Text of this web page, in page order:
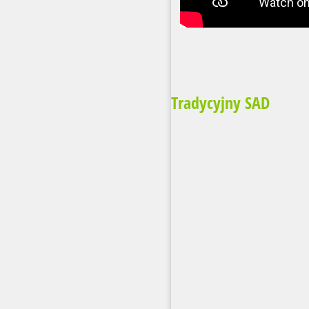
Tradycyjny SAD